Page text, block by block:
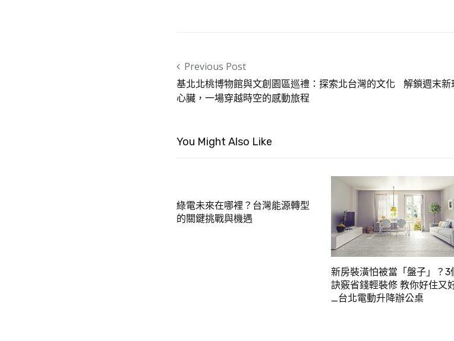
Post navigation
Previous Post
基北北桃博物館與文創園區巡禮：探索北台灣的文化
心臟，一場穿越時空的感動旅程
解鎖週末
You Might Also Like
綠電未來在哪裡？台灣能源轉型
的關鍵挑戰與機遇
新房裝潢怕被當「盤子」？3
訣竅省錢輕裝修 教你好住又
_台北電動升降辦公桌